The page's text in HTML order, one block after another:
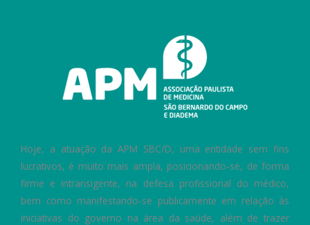
Hoje, a atuação da APM SBC/D, uma entidade sem fins
lucrativos, é muito mais ampla, posicionando-se, de forma
firme e intransigente, na defesa profissional do médico,
bem como manifestando-se publicamente em relação às
iniciativas do governo na área da saúde, além de trazer